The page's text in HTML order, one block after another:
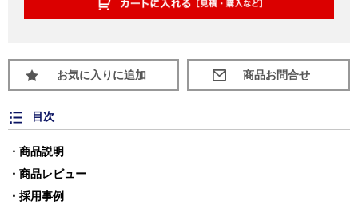
お気に入りに追加
目次
商品説明
商品レビュー
採用事例